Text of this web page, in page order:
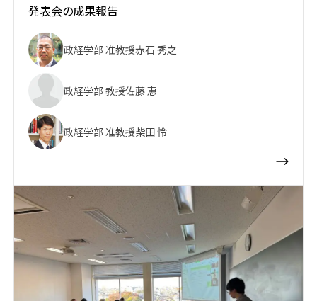
発表会の成果報告
政経学部 准教授赤石 秀之
政経学部 教授佐藤 恵
政経学部 准教授柴田 怜